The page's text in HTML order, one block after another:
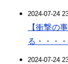
2024-07-24
【衝撃の
る・・・
2024-07-24